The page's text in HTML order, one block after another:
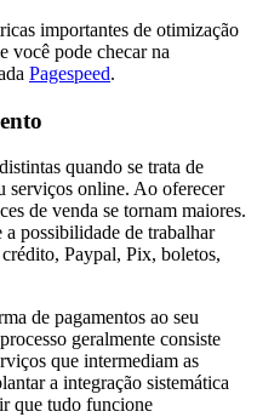
importantes de otimização
você pode checar na
Pagespeed.
quando se trata de
serviços online. Ao oferecer
de venda se tornam maiores.
possibilidade de trabalhar
Paypal, Pix, boletos,
de pagamentos ao seu
geralmente consiste
que intermediam as
a integração sistemática
que tudo funcione